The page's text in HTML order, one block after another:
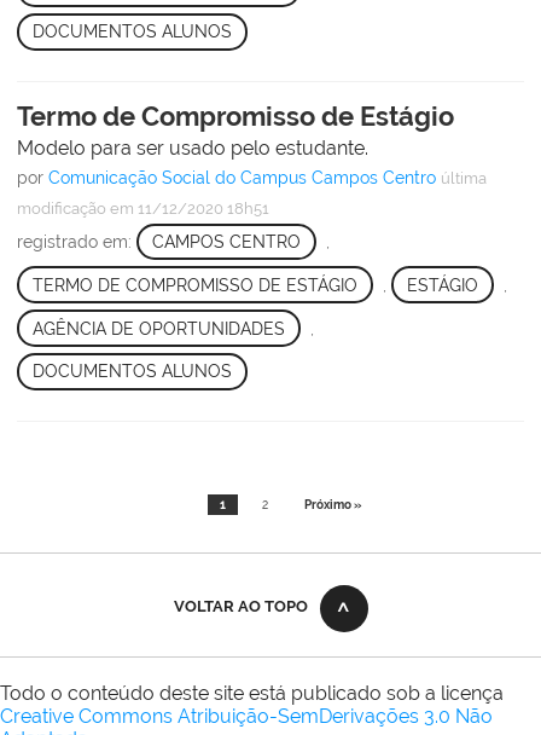
DOCUMENTOS ALUNOS
Termo de Compromisso de Estágio
Modelo para ser usado pelo estudante.
por Comunicação Social do Campus Campos Centro última
modificação em 11/12/2020 18h51
registrado em: CAMPOS CENTRO
TERMO DE COMPROMISSO DE ESTÁGIO ESTÁGIO
AGÊNCIA DE OPORTUNIDADES
DOCUMENTOS ALUNOS
1 2 Próximo »
VOLTAR AO TOPO
Todo o conteúdo deste site está publicado sob a licença
Creative Commons Atribuição-SemDerivações 3.0 Não